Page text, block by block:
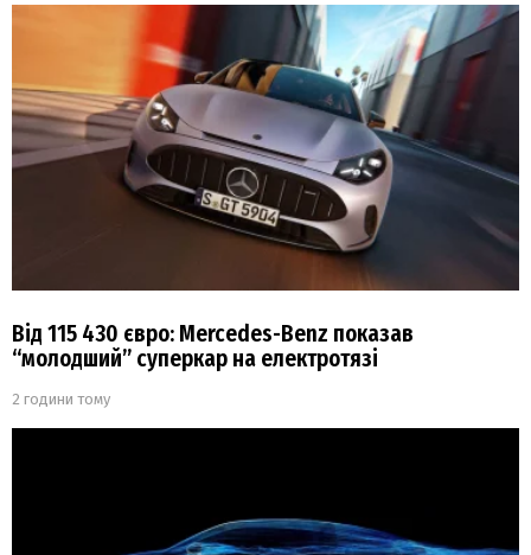
Від 115 430 євро: Mercedes-Benz показав
“молодший” суперкар на електротязі
2 години тому